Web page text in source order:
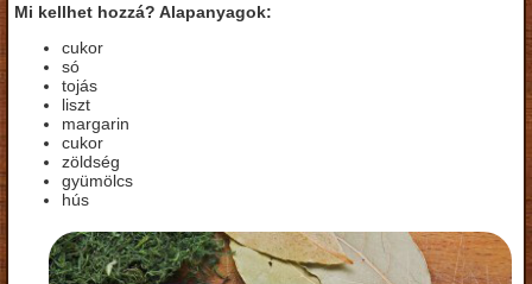
Mi kellhet hozzá? Alapanyagok:
cukor
só
tojás
liszt
margarin
cukor
zöldség
gyümölcs
hús